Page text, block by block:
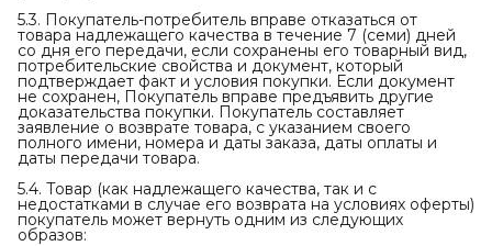
5.3. Покупатель-потребитель вправе отказаться от
товара надлежащего качества в течение 7 (семи) дней
со дня его передачи, если сохранены его товарный вид,
потребительские свойства и документ, который
подтверждает факт и условия покупки. Если документ
не сохранен, Покупатель вправе предъявить другие
доказательства покупки. Покупатель составляет
заявление о возврате товара, с указанием своего
полного имени, номера и даты заказа, даты оплаты и
даты передачи товара.
5.4. Товар (как надлежащего качества, так и с
недостатками в случае его возврата на условиях оферты)
покупатель может вернуть одним из следующих
образов: